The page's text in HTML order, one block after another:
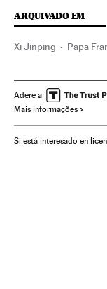
ARQUIVADO EM
Xi Jinping Papa
Igreja católica Ásia
América do Norte
América Religião
Adere a
Mais informações
Si está interesado en